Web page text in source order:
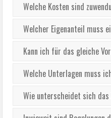
Welche Kosten sind
Welcher Eigenanteil muss
Kann ich für das gleiche
Landes oder einer Stadt
Welche Unterlagen muss
Antrags vorhalten?
Wie unterscheidet sich
bisherigen Programm